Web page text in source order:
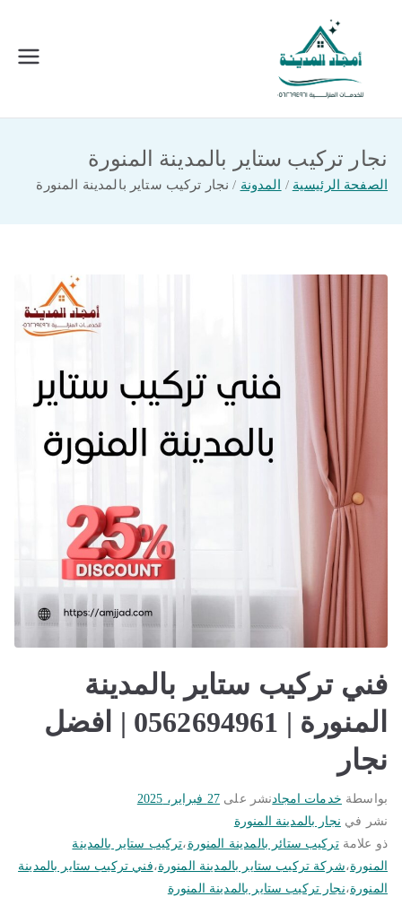
المحتوى
امجاد المدينة للخدمات المنزلية
نجار تركيب ستاير بالمدينة المنورة
الصفحة الرئيسية المدونة نجار تركيب ستاير بالمدينة المنورة
فني تركيب ستاير بالمدينة
المنورة | 0562694961 | افضل
نجار
بواسطة خدمات امجادنشر على 27 فبراير، 2025
نشر في نجار بالمدينة المنورة
ذو علامةتركيب ستائر بالمدينة المنورة ،تركيب ستاير بالمدينة
المنورة،شركة تركيب ستاير بالمدينة المنورة،فني تركيب ستاير بالمدينة
المنورة،نجار تركيب ستاير بالمدينة المنورة